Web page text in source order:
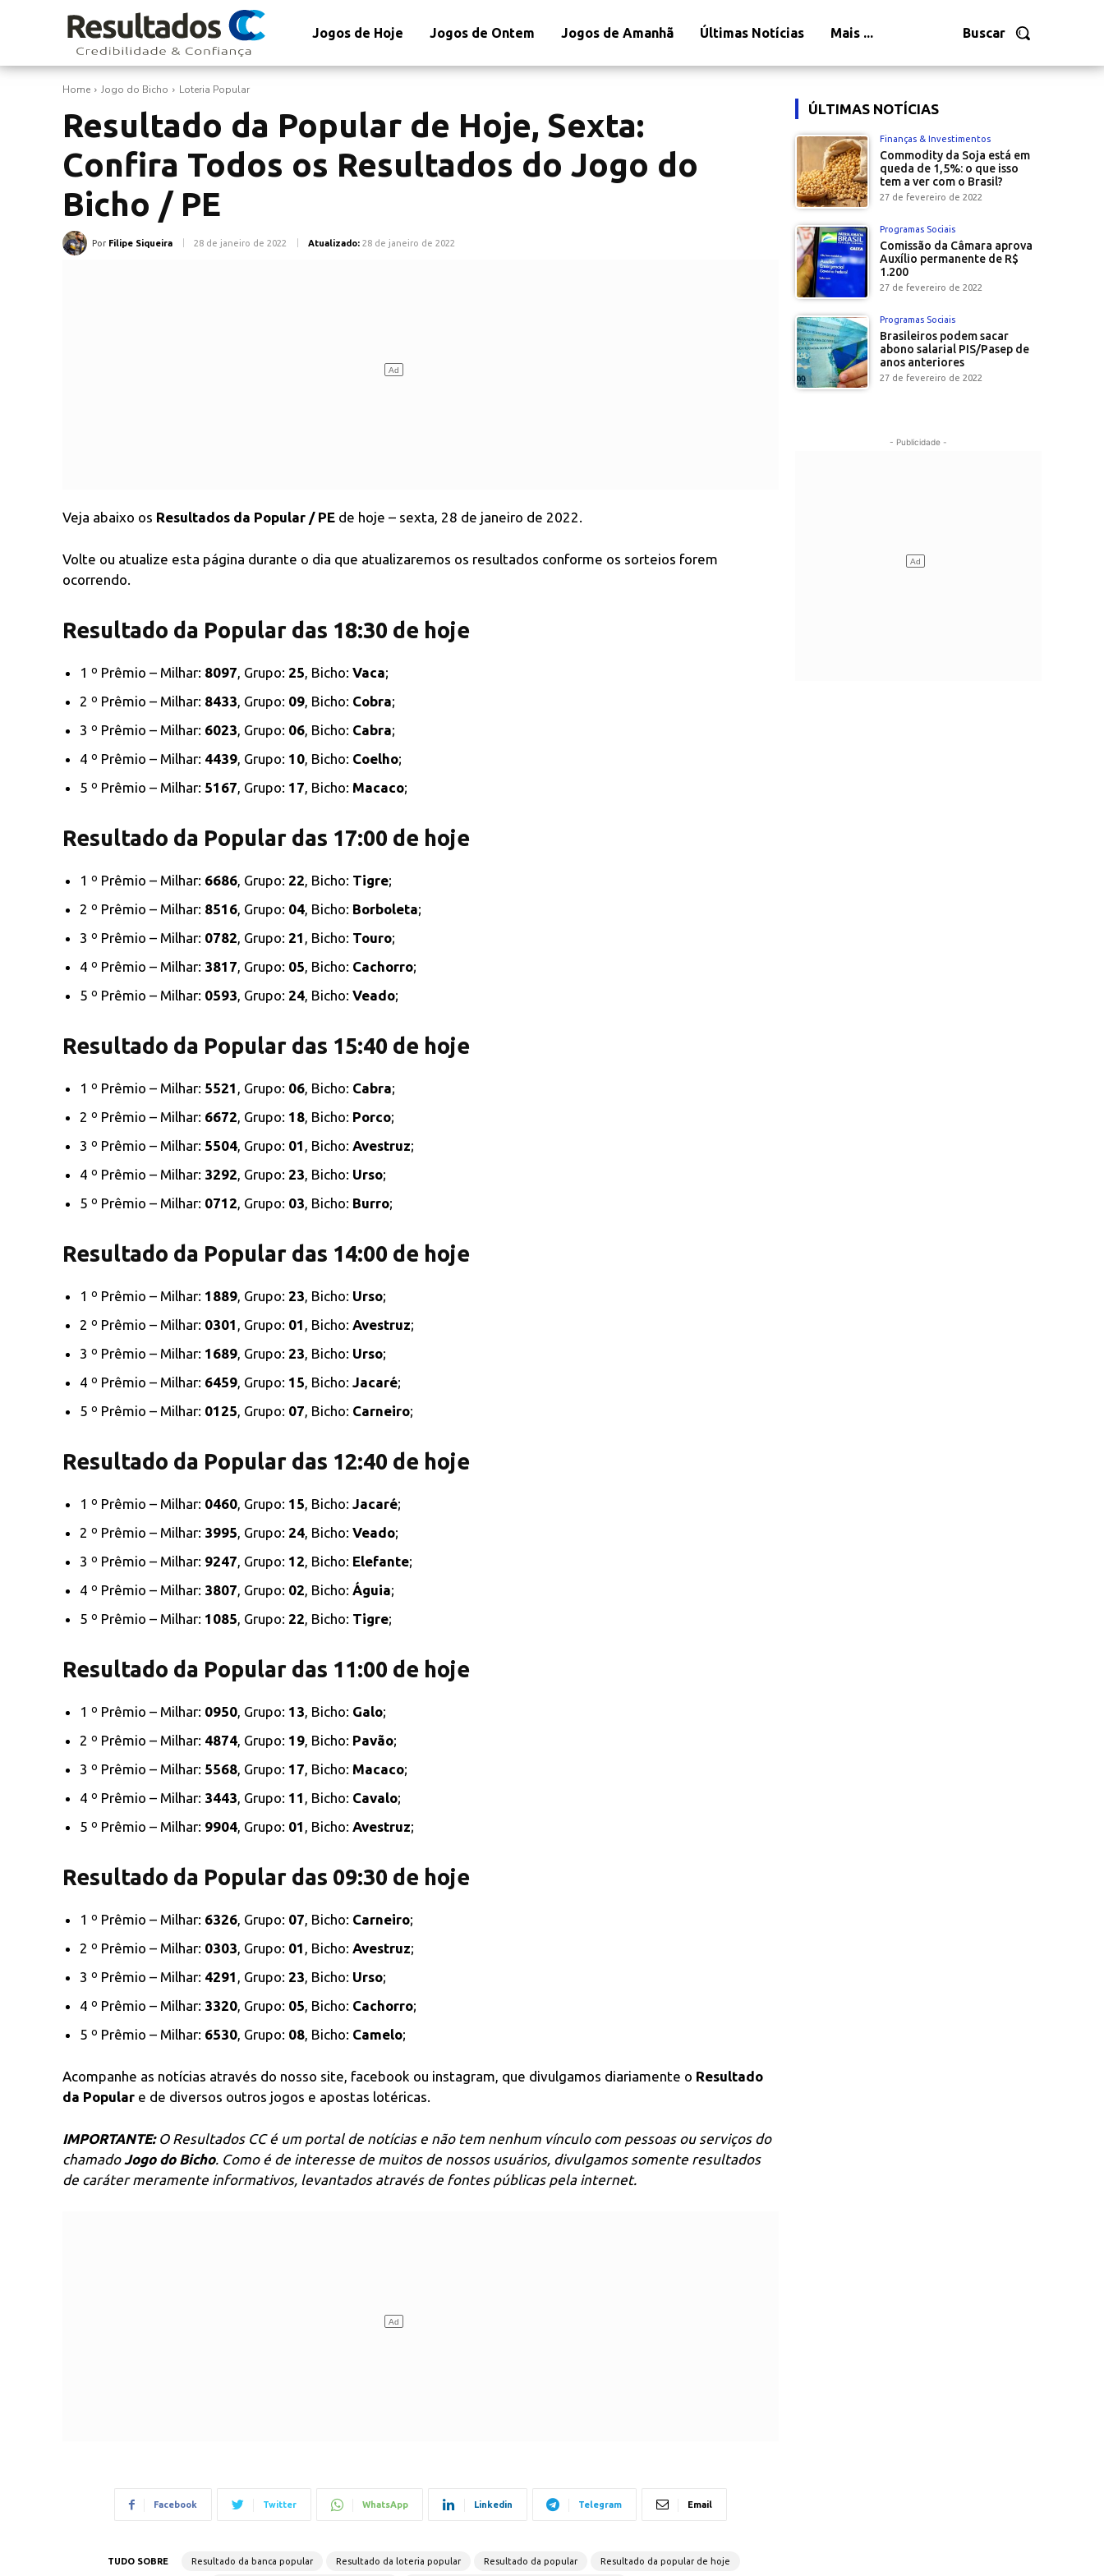
Buscar
Jogos de Hoje Jogos de Ontem Jogos de Amanhã Últimas Notícias Mais ...
Home Jogo do Bicho Loteria Popular
Resultado da Popular de Hoje, Sexta:
Confira Todos os Resultados do Jogo do
Bicho / PE
Por Filipe Siqueira 28 de janeiro de 2022 Atualizado: 28 de janeiro de 2022
Veja abaixo os Resultados da Popular / PE de hoje – sexta, 28 de janeiro de 2022.
Volte ou atualize esta página durante o dia que atualizaremos os resultados conforme os sorteios forem
ocorrendo.
Resultado da Popular das 18:30 de hoje
1 º Prêmio – Milhar: 8097, Grupo: 25, Bicho: Vaca;
2 º Prêmio – Milhar: 8433, Grupo: 09, Bicho: Cobra;
3 º Prêmio – Milhar: 6023, Grupo: 06, Bicho: Cabra;
4 º Prêmio – Milhar: 4439, Grupo: 10, Bicho: Coelho;
5 º Prêmio – Milhar: 5167, Grupo: 17, Bicho: Macaco;
Resultado da Popular das 17:00 de hoje
1 º Prêmio – Milhar: 6686, Grupo: 22, Bicho: Tigre;
2 º Prêmio – Milhar: 8516, Grupo: 04, Bicho: Borboleta;
3 º Prêmio – Milhar: 0782, Grupo: 21 , Bicho: Touro;
4 º Prêmio – Milhar: 3817, Grupo: 05, Bicho: Cachorro;
5 º Prêmio – Milhar: 0593, Grupo: 24, Bicho: Veado;
Resultado da Popular das 15:40 de hoje
1 º Prêmio – Milhar: 5521 , Grupo: 06, Bicho: Cabra;
2 º Prêmio – Milhar: 6672, Grupo: 18, Bicho: Porco;
3 º Prêmio – Milhar: 5504, Grupo: 01 , Bicho: Avestruz;
4 º Prêmio – Milhar: 3292, Grupo: 23, Bicho: Urso;
5 º Prêmio – Milhar: 0712, Grupo: 03, Bicho: Burro;
Resultado da Popular das 14:00 de hoje
1 º Prêmio – Milhar: 1889, Grupo: 23, Bicho: Urso;
2 º Prêmio – Milhar: 0301 , Grupo: 01 , Bicho: Avestruz;
3 º Prêmio – Milhar: 1689, Grupo: 23, Bicho: Urso;
4 º Prêmio – Milhar: 6459, Grupo: 15, Bicho: Jacaré;
5 º Prêmio – Milhar: 0125, Grupo: 07, Bicho: Carneiro;
Resultado da Popular das 12:40 de hoje
1 º Prêmio – Milhar: 0460, Grupo: 15, Bicho: Jacaré;
2 º Prêmio – Milhar: 3995, Grupo: 24, Bicho: Veado;
3 º Prêmio – Milhar: 9247, Grupo: 12, Bicho: Elefante;
4 º Prêmio – Milhar: 3807, Grupo: 02, Bicho: Águia;
5 º Prêmio – Milhar: 1085, Grupo: 22, Bicho: Tigre;
Resultado da Popular das 11:00 de hoje
1 º Prêmio – Milhar: 0950, Grupo: 13, Bicho: Galo;
2 º Prêmio – Milhar: 4874, Grupo: 19, Bicho: Pavão;
3 º Prêmio – Milhar: 5568, Grupo: 17, Bicho: Macaco;
4 º Prêmio – Milhar: 3443, Grupo: 11 , Bicho: Cavalo;
5 º Prêmio – Milhar: 9904, Grupo: 01 , Bicho: Avestruz;
Resultado da Popular das 09:30 de hoje
1 º Prêmio – Milhar: 6326, Grupo: 07, Bicho: Carneiro;
2 º Prêmio – Milhar: 0303, Grupo: 01 , Bicho: Avestruz;
3 º Prêmio – Milhar: 4291 , Grupo: 23, Bicho: Urso;
4 º Prêmio – Milhar: 3320, Grupo: 05, Bicho: Cachorro;
5 º Prêmio – Milhar: 6530, Grupo: 08, Bicho: Camelo;
Acompanhe as notícias através do nosso site, facebook ou instagram, que divulgamos diariamente o Resultado
da Popular e de diversos outros jogos e apostas lotéricas.
IMPORTANTE:O Resultados CC é um portal de notícias e não tem nenhum vínculo com pessoas ou serviços do
chamadoJogo do Bicho. Como é de interesse de muitos de nossos usuários, divulgamos somente resultados
de caráter meramente informativos, levantados através de fontes públicas pela internet.
Facebook Twitter WhatsApp Linkedin Telegram Email
TUDO SOBRE Resultado da banca popular Resultado da loteria popular Resultado da popular Resultado da popular de hoje
ÚLTIMAS NOTÍCIAS
Finanças & Investimentos
Commodity da Soja está em
queda de 1,5%: o que isso
tem a ver com o Brasil?
27 de fevereiro de 2022
Programas Sociais
Comissão da Câmara aprova
Auxílio permanente de R$
1.200
27 de fevereiro de 2022
Programas Sociais
Brasileiros podem sacar
abono salarial PIS/Pasep de
anos anteriores
27 de fevereiro de 2022
- Publicidade -